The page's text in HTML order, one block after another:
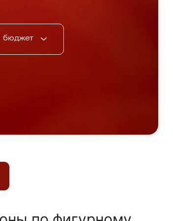
бюджет